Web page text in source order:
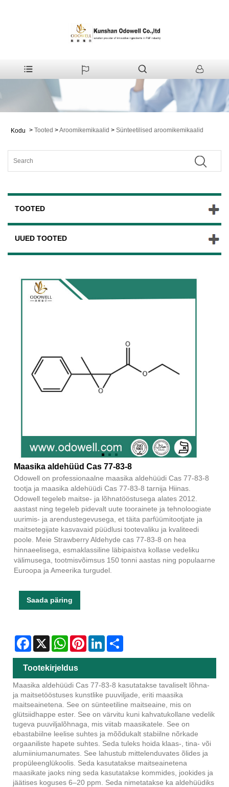
Kodu > Tooted >Aroomikemikaalid > Sünteetilised aroomikemikaalid
TOOTED
UUED TOOTED
Maasika aldehüüd Cas 77-83-8
Odowell on professionaalne maasika aldehüüdi Cas 77-83-8
tootja ja maasika aldehüüdi Cas 77-83-8 tarnija Hiinas.
Odowell tegeleb maitse- ja lõhnatööstusega alates 2012.
aastast ning tegeleb pidevalt uute toorainete ja tehnoloogiate
uurimis- ja arendustegevusega, et täita parfüümitootjate ja
maitsetegijate kasvavaid püüdlusi tootevaliku ja kvaliteedi
poole. Meie Strawberry Aldehyde cas 77-83-8 on hea
hinnaeelisega, esmaklassiline läbipaistva kollase vedeliku
välimusega, tootmisvõimsus 150 tonni aastas ning populaarne
Euroopa ja Ameerika turgudel.
Saada päring
Facebook
X WhatsAppPinterestLinkedIn
Tootekirjeldus
Maasika aldehüüdi Cas 77-83-8 kasutatakse tavaliselt lõhna-
ja maitsetööstuses kunstlike puuviljade, eriti maasika
maitseainetena. See on sünteetiline maitseaine, mis on
glütsiidhappe ester. See on värvitu kuni kahvatukollane vedelik
tugeva puuviljalõhnaga, mis viitab maasikatele. See on
ebastabiilne leelise suhtes ja mõõdukalt stabiilne nõrkade
orgaaniliste hapete suhtes. Seda tuleks hoida klaas-, tina- või
alumiiniumanumates. See lahustub mittelenduvates õlides ja
propüleenglükoolis. Seda kasutatakse maitseainetena
maasikate jaoks ning seda kasutatakse kommides, jookides ja
jäätises koguses 6–20 ppm. Seda nimetatakse ka aldehüüdiks